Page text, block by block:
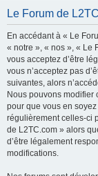
Le Forum de
En accédant à « Le
« notre », « nos », « Le
vous acceptez d’être
vous n’acceptez pas
suivantes, alors
Nous pouvons modifier
pour que vous en
régulièrement celles-ci
de L2TC.com » alors
d’être légalement
modifications.